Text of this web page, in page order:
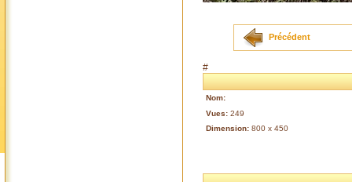
Précédent
#
Nom:
Vues: 249
Dimension: 800 x 450